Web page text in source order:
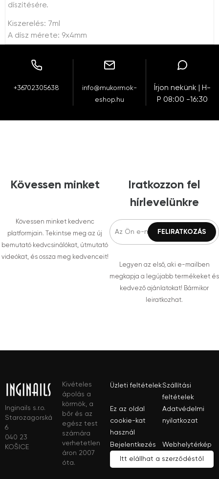
díszítésére.
Kiszerelés: 7ml
A dísz mérete: 9x4mm
+36702305638
info@mukormok-
eshop.hu
Írjon nekünk | H-
P 08:00 -16:30
Kövessen minket
Kövessen minket kedvenc
platformjain. Tekintse meg az új
bemutató kedvcsinálókat, útmutató
videókat, és ossza meg kedvenceit!
Iratkozzon fel
hírlevelünkre
Legyen az első, aki e-mailben
megkapja a legújabb termékeket és
kedvező ajánlatokat! Bármikor
leiratkozhat.
Inginails s.r.o.
Starozagorská
6
040 23
KOŠICE
Kivételes
ápolás a
körmök, a
bőr és az
egész test
számára
verhetetlen
áron 2007
óta.
Üzleti feltételekSzállítási
feltételek
Ez az oldal
cookie-kat
használ
Adatvédelmi
nyilatkozat
Bejelentkezés Webhelytérkép
Itt elállhat a szerződéstől